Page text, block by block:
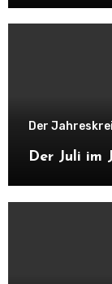
Der
Der Juli im